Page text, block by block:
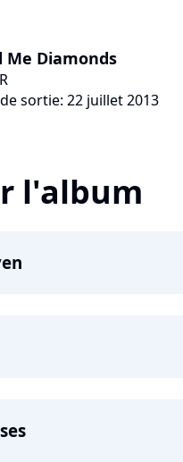
Me Diamonds
sortie: 22 juillet 2013
l'album